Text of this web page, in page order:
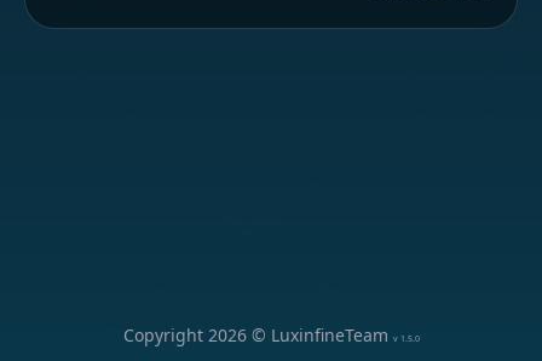
Copyright 2026© LuxinfineTeam v 1.5.0